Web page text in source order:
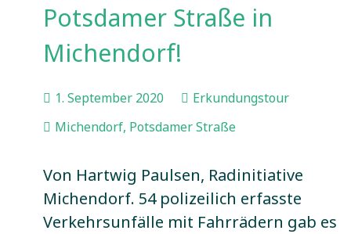
Potsdamer Straße in
Michendorf!
1. September 2020
Erkundungstour
Michendorf, Potsdamer Straße
Von Hartwig Paulsen, Radinitiative
Michendorf. 54 polizeilich erfasste
Verkehrsunfälle mit Fahrrädern gab es